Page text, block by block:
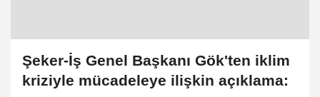
Şeker-İş Genel Başkanı Gök'ten iklim
kriziyle mücadeleye ilişkin açıklama: